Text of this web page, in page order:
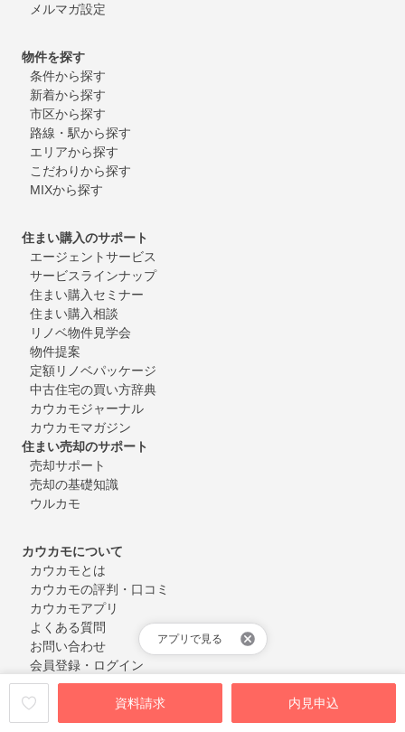
資料請求 内見申込
アプリで見る
メルマガ設定
物件を探す
条件から探す
新着から探す
市区から探す
路線・駅から探す
エリアから探す
こだわりから探す
MIXから探す
住まい購入のサポート
エージェントサービス
サービスラインナップ
住まい購入セミナー
住まい購入相談
リノベ物件見学会
物件提案
定額リノベパッケージ
中古住宅の買い方辞典
カウカモジャーナル
カウカモマガジン
住まい売却のサポート
売却サポート
売却の基礎知識
ウルカモ
カウカモについて
カウカモとは
カウカモの評判・口コミ
カウカモアプリ
よくある質問
お問い合わせ
会員登録・ログイン